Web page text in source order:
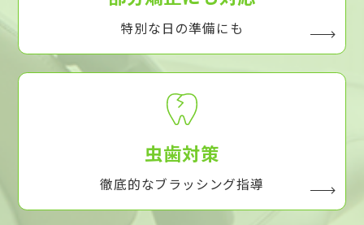
特別な日の準備にも
虫歯対策
徹底的なブラッシング指導